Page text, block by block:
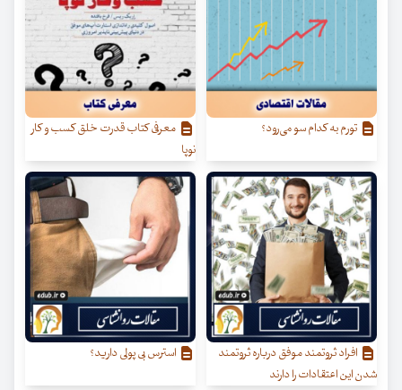
تورم به کدام سو می‌رود؟
معرفی کتاب قدرت خلق کسب‌ و کار
نوپا
افراد ثروتمند موفق درباره ثروتمند
شدن این اعتقادات را دارند
استرس بی پولی دارید؟